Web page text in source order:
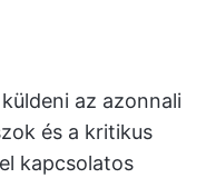
az azonnali
és a kritikus
kapcsolatos